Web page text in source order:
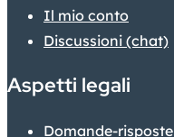
Il mio conto
Discussioni (chat)
Aspetti legali
Domande-risposte